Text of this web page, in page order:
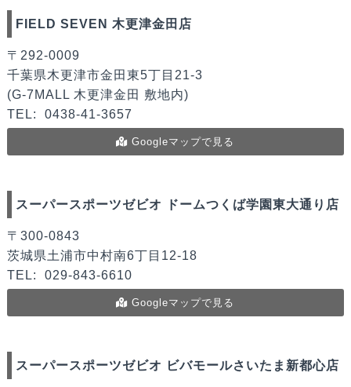
FIELD SEVEN 木更津金田店
〒292-0009
千葉県木更津市金田東5丁目21-3
(G-7MALL 木更津金田 敷地内)
TEL:
0438-41-3657
Googleマップで見る
スーパースポーツゼビオ ドームつくば学園東大通り店
〒300-0843
茨城県土浦市中村南6丁目12-18
TEL:
029-843-6610
Googleマップで見る
スーパースポーツゼビオ ビバモールさいたま新都心店